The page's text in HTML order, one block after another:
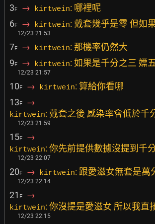
3F → kirtwein: 哪裡呢
6F → kirtwein: 戴套幾乎是零 但如
12/23 21:53
7F → kirtwein: 那機率仍然大
9F → kirtwein: 如果是千分之三 嫖
12/23 21:57
10F → kirtwein: 算給你看哪
13F →
kirtwein: 戴套之後 感染率會低於千
12/23 21:59
15F →
kirtwein: 你先前提供數據沒提到千
12/23 22:07
20F → kirtwein: 跟愛滋女無套是萬
12/23 22:14
21 F →
kirtwein: 你沒提是愛滋女 所以我直
12/23 22:15